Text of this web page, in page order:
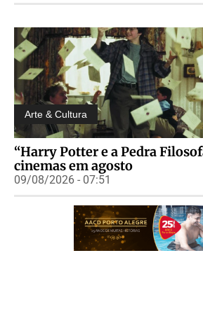
Arte & Cultura
“Harry Potter e a Pedra
cinemas em agosto
09/08/2026 - 07:51